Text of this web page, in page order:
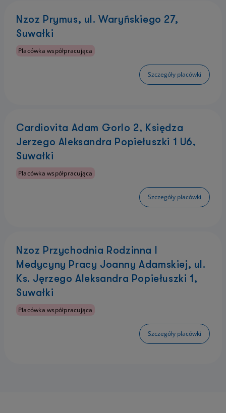
Nzoz Prymus, ul. Waryńskiego 27,
Suwałki
Placówka współpracująca
Szczegóły placówki
Cardiovita Adam Gorlo 2, Księdza
Jerzego Aleksandra Popiełuszki 1 U6,
Suwałki
Placówka współpracująca
Szczegóły placówki
Nzoz Przychodnia Rodzinna I
Medycyny Pracy Joanny Adamskiej, ul.
Ks. Jęrzego Aleksandra Popiełuszki 1,
Suwałki
Placówka współpracująca
Szczegóły placówki